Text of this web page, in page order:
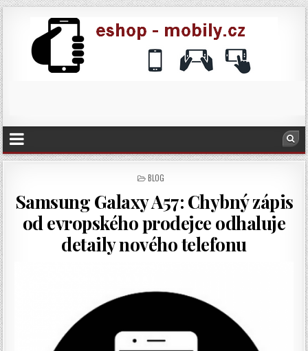
POSTED
BLOG
Samsung Galaxy A57: Chybný zápis
od evropského prodejce odhaluje
detaily nového telefonu